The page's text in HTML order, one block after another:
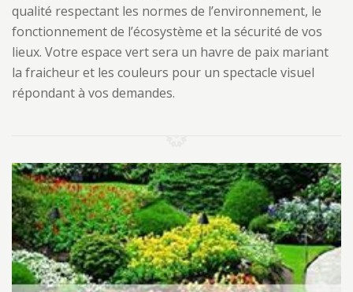
qualité respectant les normes de l’environnement, le
fonctionnement de l’écosystème et la sécurité de vos
lieux. Votre espace vert sera un havre de paix mariant
la fraicheur et les couleurs pour un spectacle visuel
répondant à vos demandes.